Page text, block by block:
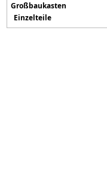
Großbaukasten
Einzelteile